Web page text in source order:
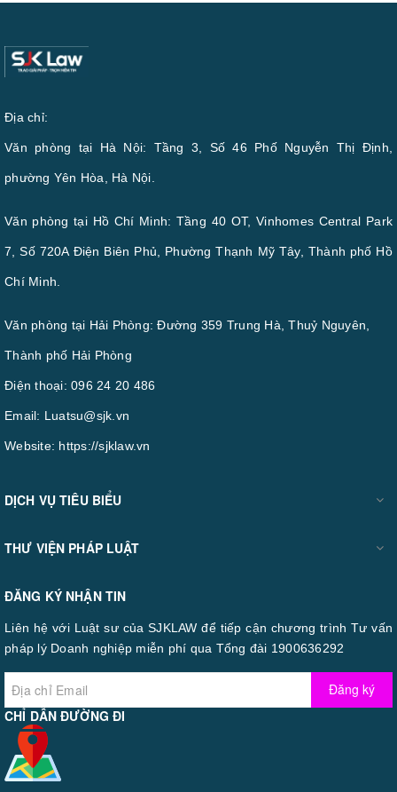
Địa chỉ:
Văn phòng tại Hà Nội: Tầng 3, Số 46 Phố Nguyễn Thị Định,
phường Yên Hòa, Hà Nội.
Văn phòng tại Hồ Chí Minh: Tầng 40 OT, Vinhomes Central Park
7, Số 720A Điện Biên Phủ, Phường Thạnh Mỹ Tây, Thành phố Hồ
Chí Minh.
Văn phòng tại Hải Phòng: Đường 359 Trung Hà, Thuỷ Nguyên,
Thành phố Hải Phòng
Điện thoại: 096 24 20 486
Email: Luatsu@sjk.vn
Website: https://sjklaw.vn
DỊCH VỤ TIÊU BIỂU
THƯ VIỆN PHÁP LUẬT
ĐĂNG KÝ NHẬN TIN
Liên hệ với Luật sư của SJKLAW để tiếp cận chương trình Tư vấn
pháp lý Doanh nghiệp miễn phí qua Tổng đài 1900636292
Đăng ký
CHỈ DẪN ĐƯỜNG ĐI